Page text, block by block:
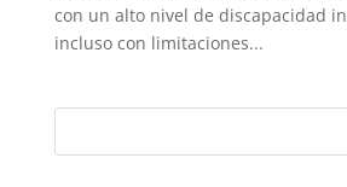
con un alto nivel de discapacidad
incluso con limitaciones...